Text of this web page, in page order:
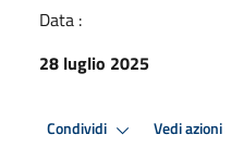
Data :
28 luglio 2025
Condividi Vedi azioni